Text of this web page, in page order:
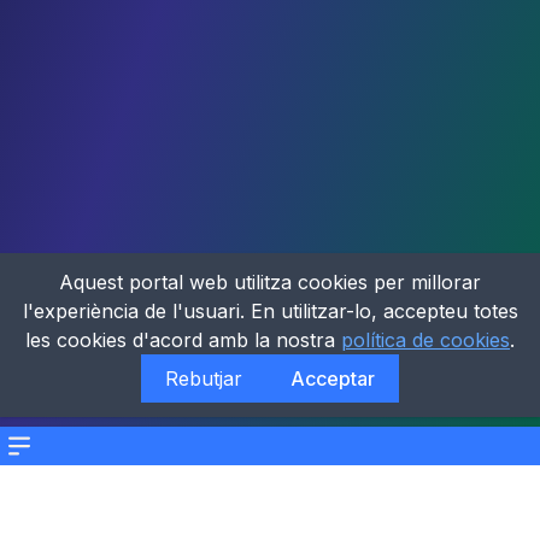
Menu
Aquest portal web utilitza cookies per millorar
l'experiència de l'usuari. En utilitzar-lo, accepteu totes
les cookies d'acord amb la nostra política de cookies.
Rebutjar
Acceptar